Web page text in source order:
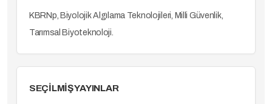
KBRNp, Biyolojik Algılama Teknolojileri, Milli Güvenlik,
Tarımsal Biyoteknoloji.
SEÇİLMİŞ YAYINLAR